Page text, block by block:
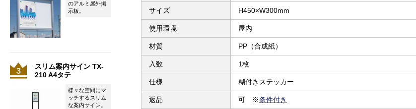
サイズ H450×W300mm
使用環境 屋内
材質 PP（合成紙）
入数 1枚
仕様 糊付きステッカー
返品 可 ※条件付き
のアルミ屋外掲
示板。
スリム案内サイン TX-
210 A4タテ
様々な空間にマ
ッチするスリム
な案内サイン。